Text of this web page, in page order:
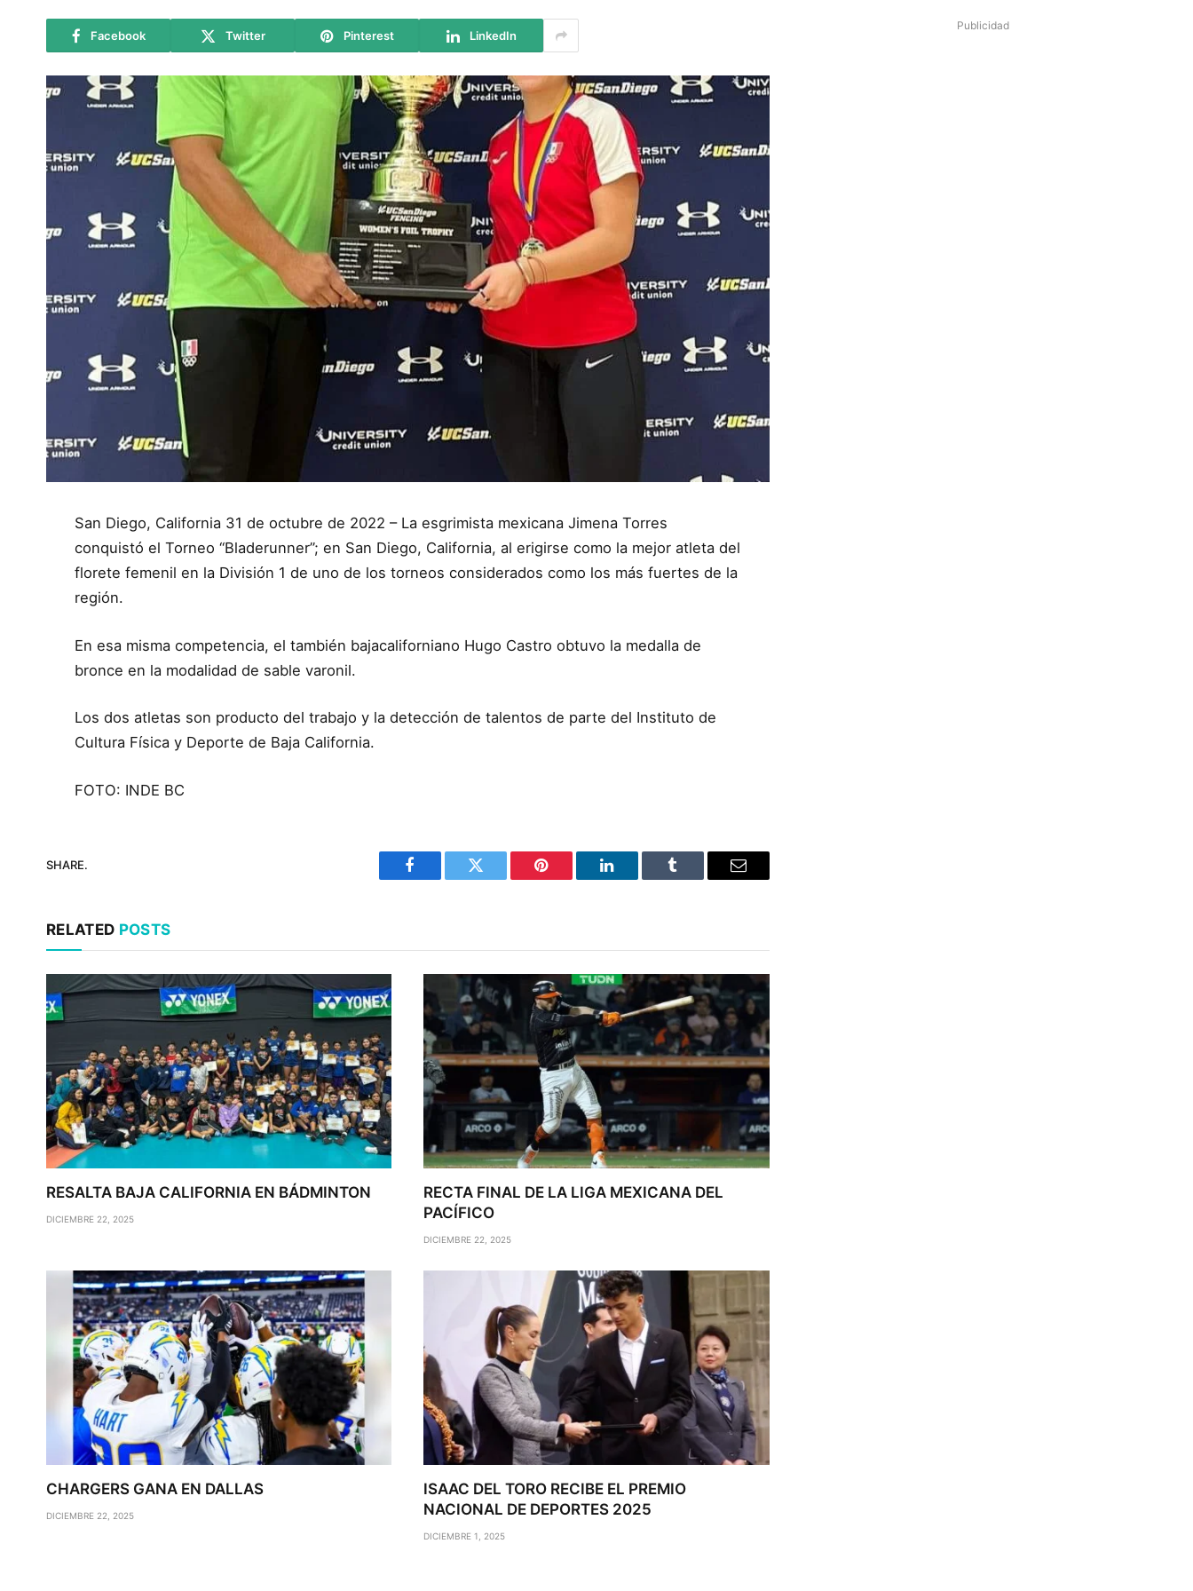
Facebook Twitter Pinterest LinkedIn
San Diego, California 31 de octubre de 2022 – La esgrimista mexicana Jimena Torres
conquistó el Torneo “Bladerunner”; en San Diego, California, al erigirse como la mejor atleta del
florete femenil en la División 1 de uno de los torneos considerados como los más fuertes de la
región.
En esa misma competencia, el también bajacaliforniano Hugo Castro obtuvo la medalla de
bronce en la modalidad de sable varonil.
Los dos atletas son producto del trabajo y la detección de talentos de parte del Instituto de
Cultura Física y Deporte de Baja California.
FOTO: INDE BC
SHARE.
Facebook Twitter Pinterest LinkedIn Tumblr Email
RELATED POSTS
RESALTA BAJA CALIFORNIA EN BÁDMINTON
DICIEMBRE 22, 2025
RECTA FINAL DE LA LIGA MEXICANA DEL
PACÍFICO
DICIEMBRE 22, 2025
CHARGERS GANA EN DALLAS
DICIEMBRE 22, 2025
ISAAC DEL TORO RECIBE EL PREMIO
NACIONAL DE DEPORTES 2025
DICIEMBRE 1, 2025
Publicidad